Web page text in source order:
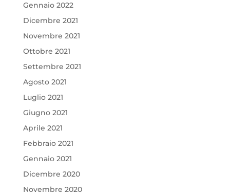
Gennaio 2022
Dicembre 2021
Novembre 2021
Ottobre 2021
Settembre 2021
Agosto 2021
Luglio 2021
Giugno 2021
Aprile 2021
Febbraio 2021
Gennaio 2021
Dicembre 2020
Novembre 2020